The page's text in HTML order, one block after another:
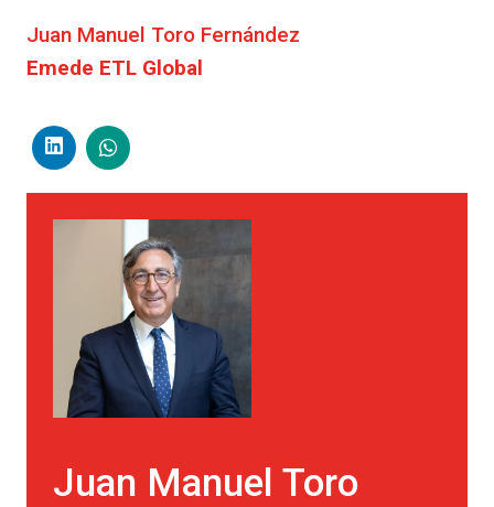
Juan Manuel Toro Fernández
Emede ETL Global
Juan Manuel Toro